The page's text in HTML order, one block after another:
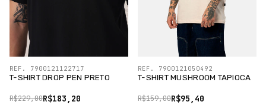
T-SHIRT DROP PEN PRETO
R$183,20
R$229,00
REF. 7900121122717
T-SHIRT MUSHROOM TAPIOCA
R$95,40
R$159,00
REF. 7900121050492